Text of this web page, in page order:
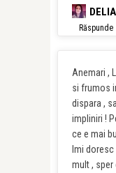
DELIA
Răspunde
Anemari ,
si frumos
dispara ,
impliniri !
ce e mai
Imi
mult , sper